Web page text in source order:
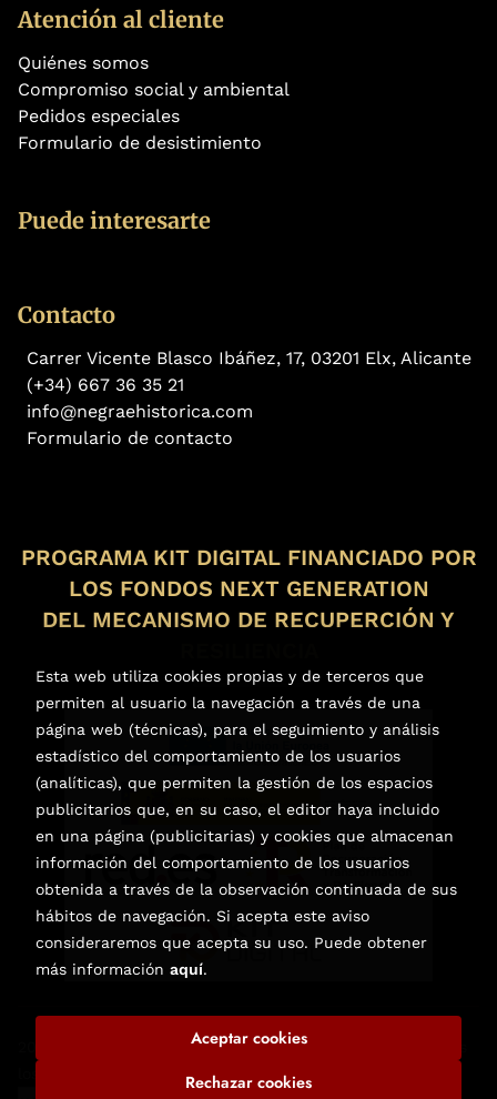
Atención al cliente
Quiénes somos
Compromiso social y ambiental
Pedidos especiales
Formulario de desistimiento
Puede interesarte
Contacto
Carrer Vicente Blasco Ibáñez, 17, 03201 Elx, Alicante
(+34) 667 36 35 21
info@negraehistorica.com
Formulario de contacto
PROGRAMA KIT DIGITAL FINANCIADO POR
LOS FONDOS NEXT GENERATION
DEL MECANISMO DE RECUPERCIÓN Y
Librería de Libros Nuevos y Usados en Elche
los Derechos Reservados |
Trevenque Group
Esta web utiliza cookies propias y de terceros que
permiten al usuario la navegación a través de una
página web (técnicas), para el seguimiento y análisis
estadístico del comportamiento de los usuarios
(analíticas), que permiten la gestión de los espacios
publicitarios que, en su caso, el editor haya incluido
en una página (publicitarias) y cookies que almacenan
información del comportamiento de los usuarios
obtenida a través de la observación continuada de sus
hábitos de navegación. Si acepta este aviso
consideraremos que acepta su uso. Puede obtener
más información aquí.
Rechazar cookies
Aceptar cookies